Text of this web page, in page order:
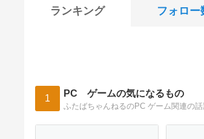
ランキング フォロー
1 PC ゲームの気になるもの
ふたばちゃんねるのPC ゲーム関連の